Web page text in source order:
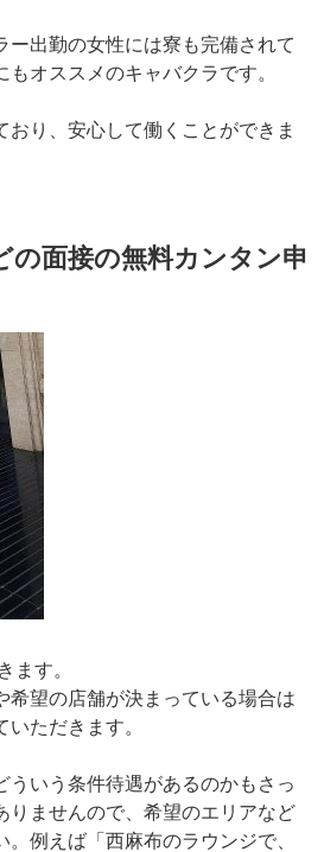
出勤の女性には寮も完備されて
オススメのキャバクラです。
り、安心して働くことができま
面接の無料カンタン申
ます。
希望の店舗が決まっている場合は
ただきます。
ういう条件待遇があるのかもさっ
りませんので、希望のエリアなど
例えば「西麻布のラウンジで、